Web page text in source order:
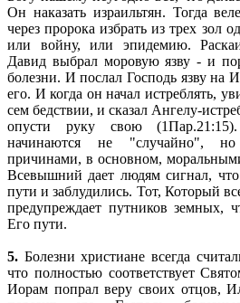
Он наказать израильтян. Тогда
через пророка избрать из трех зол
или войну, или эпидемию.
Давид выбрал моровую язву - и
болезни. И послал Господь язву на
его. И когда он начал истреблять,
сем бедствии, и сказал Ангелу-
опусти руку свою
начинаются не "случайно",
причинами, в основном,
Всевышний дает людям сигнал,
пути и заблудились. Тот, Который
предупреждает путников
Его пути.
5. Болезни христиане всегда
что полностью соответствует
Иорам попрал веру своих отцов,